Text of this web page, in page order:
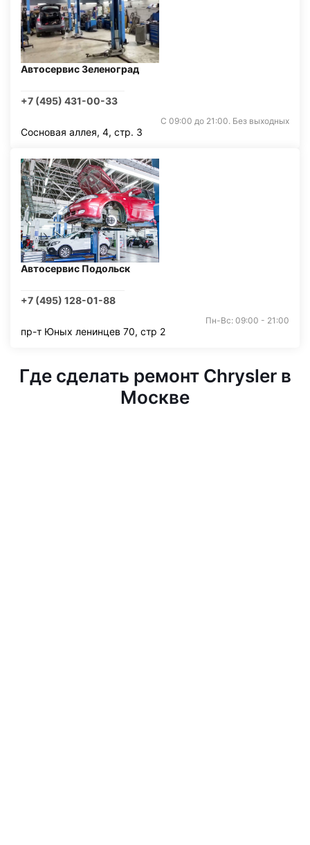
Автосервис Зеленоград
+7 (495) 431-00-33
С 09:00 до 21:00. Без выходных
Сосновая аллея, 4, стр. 3
Автосервис Подольск
+7 (495) 128-01-88
Пн-Вс: 09:00 - 21:00
пр-т Юных ленинцев 70, стр 2
Где сделать ремонт Chrysler в
Москве